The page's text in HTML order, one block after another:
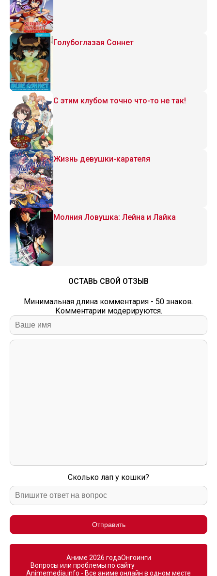
Голубоглазая Соннет
С этим клубом точно что-то не так!
Жизнь девушки-карателя
Молния Ловушка: Лейна и Лайка
ОСТАВЬ СВОЙ ОТЗЫВ
Минимальная длина комментария - 50 знаков.
Комментарии модерируются.
Сколько лап у кошки?
Отправить
Аниме 2026 годаОнгоинги
Вопросы или проблемы по сайту
Animemedia.info - Все аниме онлайн в одном месте